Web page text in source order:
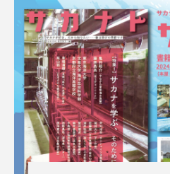
屈斜路湖 岩手県
市立しものせき水族館・海響館
幻魚 幼体 幼生
幼魚水族館 広島もとま
微生物 採集 撮影